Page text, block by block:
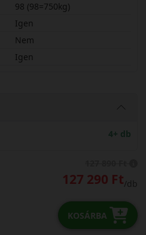
98 (98=750kg)
Igen
Nem
Igen
4+ db
127 290 Ft/db
KOSÁRBA